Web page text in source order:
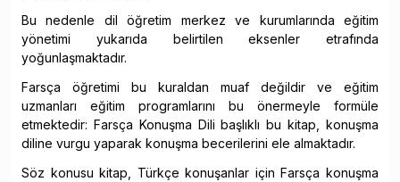
Bu nedenle dil öğretim merkez ve kurumlarında eğitim
yönetimi yukarıda belirtilen eksenler etrafında
yoğunlaşmaktadır.
Farsça öğretimi bu kuraldan muaf değildir ve eğitim
uzmanları eğitim programlarını bu önermeyle formüle
etmektedir: Farsça Konuşma Dili başlıklı bu kitap, konuşma
diline vurgu yaparak konuşma becerilerini ele almaktadır.
Söz konusu kitap, Türkçe konuşanlar için Farsça konuşma